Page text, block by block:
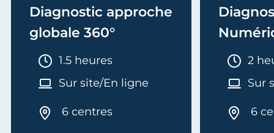
Diagnostic approche
globale 360°
Durée :
1.5 heures
Sur site/En ligne
6 centres
2
Sur
6